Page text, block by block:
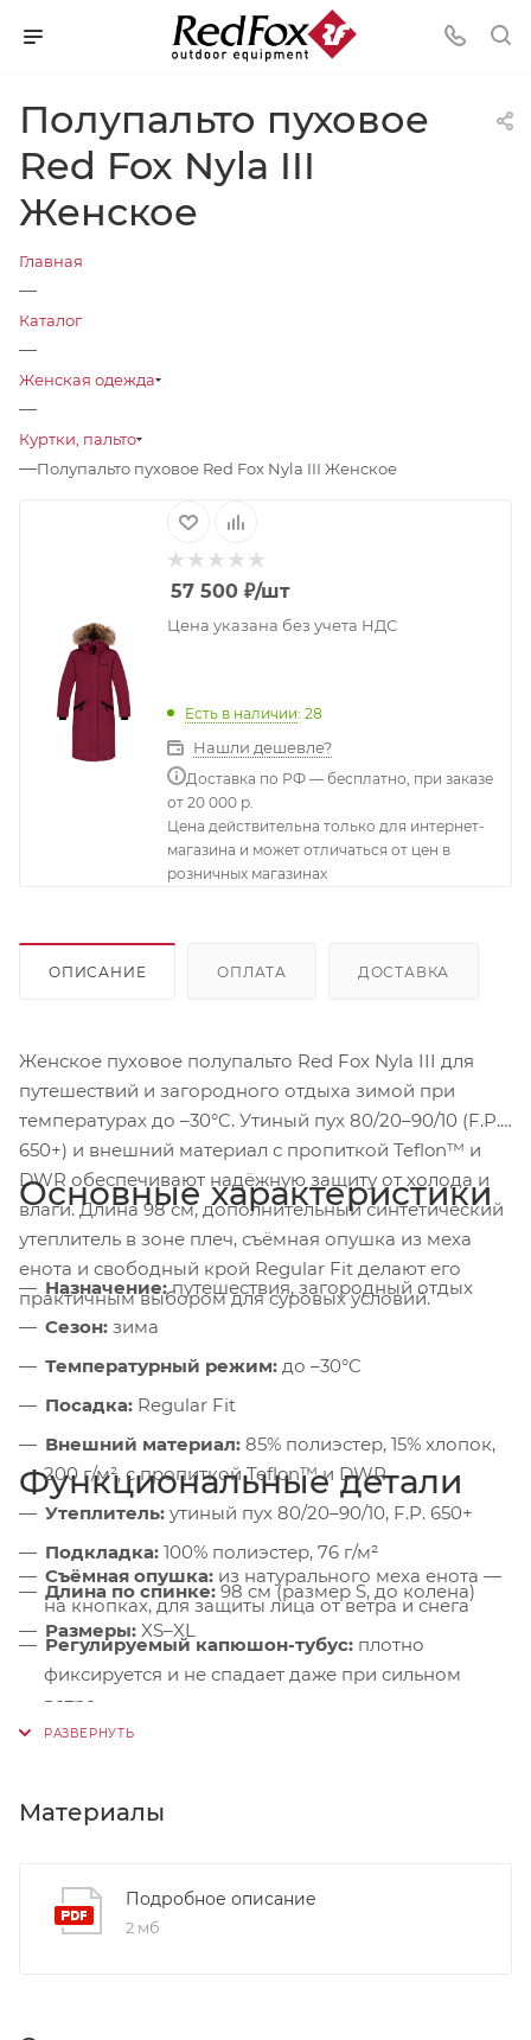
Полупальто пуховое
Red Fox Nyla III
Женское
Главная
—
Каталог
—
Женская одежда
—
Куртки, пальто
—Полупальто пуховое Red Fox Nyla III Женское
57 500 ₽/шт
Цена указана без учета НДС
Есть в наличии: 28
Нашли дешевле?
Доставка по РФ — бесплатно, при заказе
от 20 000 р.
Цена действительна только для интернет-
магазина и может отличаться от цен в
розничных магазинах
ОПИСАНИЕ ОПЛАТА ДОСТАВКА
Женское пуховое полупальто Red Fox Nyla III для
путешествий и загородного отдыха зимой при
температурах до –30°C. Утиный пух 80/20–90/10 (F.P.
650+) и внешний материал с пропиткой Teflon™ и
DWR обеспечивают надёжную защиту от холода и
влаги. Длина 98 см, дополнительный синтетический
утеплитель в зоне плеч, съёмная опушка из меха
енота и свободный крой Regular Fit делают его
практичным выбором для суровых условий.
Основные характеристики
Назначение:путешествия, загородный отдых
Сезон: зима
Температурный режим: до –30°C
Посадка: Regular Fit
Внешний материал: 85% полиэстер, 15% хлопок,
200 г/м², с пропиткой Teflon™ и DWR
Утеплитель: утиный пух 80/20–90/10, F.P. 650+
Подкладка: 100% полиэстер, 76 г/м²
Длина по спинке: 98 см (размер S, до колена)
Размеры: XS–XL
Функциональные детали
Съёмная опушка: из натурального меха енота —
на кнопках, для защиты лица от ветра и снега
Регулируемый капюшон-тубус: плотно
фиксируется и не спадает даже при сильном
ветре
Дополнительный синтетический утеплитель:
кожу
Ветрозащитная планка:
Материалы
Подробное описание
2 мб